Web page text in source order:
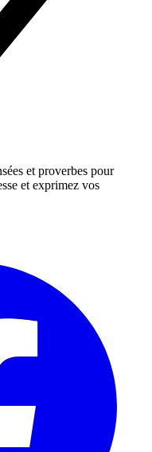
et proverbes pour
et exprimez vos